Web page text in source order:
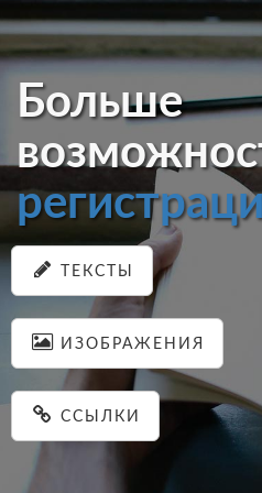
Больше
ТЕКСТЫ
ИЗОБРАЖЕНИЯ
ССЫЛКИ